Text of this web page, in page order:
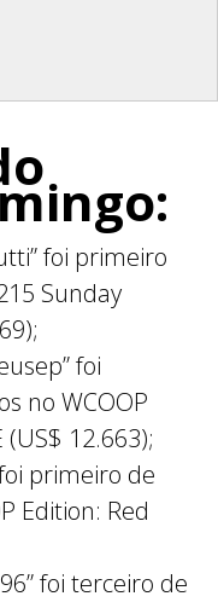
foi primeiro
Sunday
foi
no WCOOP
(US$ 12.663);
primeiro de
Edition: Red
foi terceiro de